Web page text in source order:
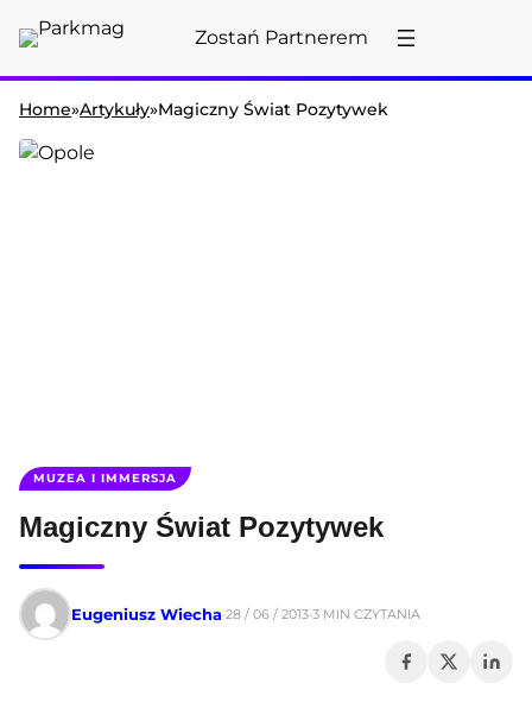
do
Zostań Partnerem
Home»Artykuły»Magiczny Świat Pozytywek
MUZEA I IMMERSJA
Magiczny Świat Pozytywek
Eugeniusz Wiecha 28 / 06 / 2013•3 MIN CZYTANIA